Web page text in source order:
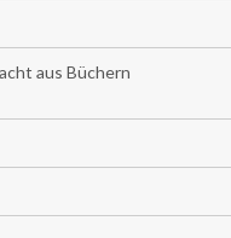
aus Büchern